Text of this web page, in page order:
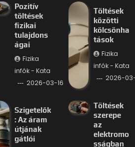
Pozitív
töltések
fizikai
tulajdons
ágai
Fizika
infók - Kata
2026-03-16
Töltések
közötti
kölcsönha
tások
Fizika
infók - Kata
2026-
Szigetelők
: Az áram
útjának
gátlói
Töltések
szerepe
az
elektromo
sságban